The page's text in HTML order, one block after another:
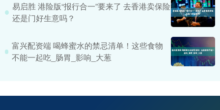
易启胜 港险版“报行合一”要来了 去香港卖保险
还是门好生意吗？
富兴配资端 喝蜂蜜水的禁忌清单！这些食物
不能一起吃_肠胃_影响_大葱